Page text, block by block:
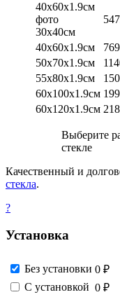
40х60х1.9см
фото
30х40см
40х60х1.9см
50х70х1.9см
55х80х1.9см
60х100х1.9см
60х120х1.9см
Выберите
стекле
Качественный и
стекла.
?
Установка
Без установки 0 ₽
С установкой 0 ₽